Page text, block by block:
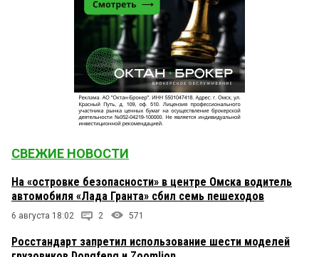
СВЕЖИЕ НОВОСТИ
На «островке безопасности» в центре Омска водитель
автомобиля «Лада Гранта» сбил семь пешеходов
6 августа 18:02 2 571
Росстандарт запретил использование шести моделей